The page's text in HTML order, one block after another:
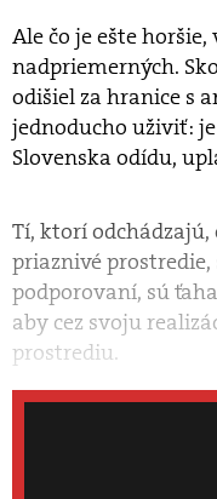
Ale čo je ešte
nadpriemerných.
odišiel za hranice s
jednoducho uživiť:
Slovenska odídu,
Tí, ktorí
priaznivé
podporovaní, sú
aby cez svoju
prostrediu.